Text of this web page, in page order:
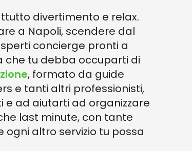
divertimento e relax.
a Napoli, scendere dal
concierge pronti a
che tu debba occuparti di
, formato da guide
e tanti altri professionisti,
ad aiutarti ad organizzare
last minute, con tante
ogni altro servizio tu possa